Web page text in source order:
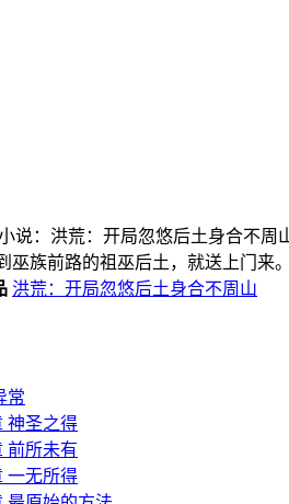
说：洪荒：开局忽悠后土身合不
巫族前路的祖巫后土，就送上门来
洪荒：开局忽悠后土身合不周山
常
神圣之得
前所未有
一无所得